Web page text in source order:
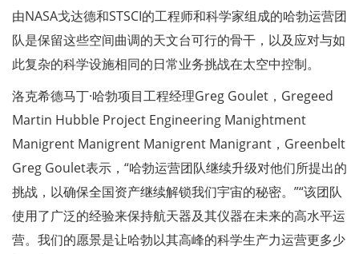
由NASA戈达德和STSCI的工程师和科学家组成的哈勃运营团
队是保留这些空间曲调的天文台可行的骨干，以及应对与如
此复杂的科学设施相同的日常业务挑战在太空中控制。
洛克希德马丁·哈勃项目工程经理Greg Goulet，Gregeed
Martin Hubble Project Engineering Manightment
Manigrent Manigrent Manigrent Manigrant，Greenbelt
Greg Goulet表示，“哈勃运营团队继续升级对他们所提出的
挑战，以确保全国资产继续解锁我们宇宙的秘密。”“该团队
使用了广泛的经验来保持航天器及其仪器在未来的高水平运
营。我们的愿景是让哈勃以其高峰的科学生产力运营更多少